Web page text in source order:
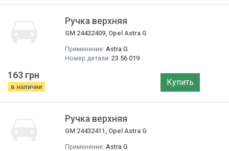
Ручка верхняя
GM 24432409, Opel Astra G
Применение: Astra G
Номер детали: 23 56 019
163 грн
в наличии Купить
Ручка верхняя
GM 24432411, Opel Astra G
Применение: Astra G